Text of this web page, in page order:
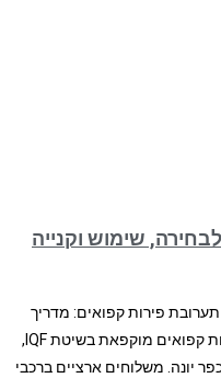
שימוש וקנייה
פירות קפואים: מדריך
לבחירה, שימוש וקנייה חכמה תערובת פירות קפואים מוקפאת בשיטת IQF,
יונה. משלוחים ארציים ברכבי